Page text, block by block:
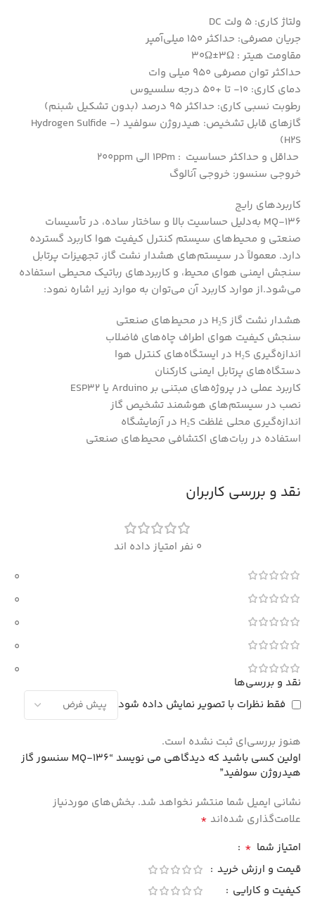
ولتاژ کاری: 5 ولت DC
جریان مصرفی: حداکثر 150 میلی‌آمپر
مقاومت هیتر : 30Ω±3Ω
حداکثر توان مصرفی 950 میلی وات
دمای کاری: 10- تا +50 درجه سلسیوس
رطوبت نسبی کاری: حداکثر 95 درصد (بدون تشکیل شبنم)
گازهای قابل تشخیص: هیدروژن سولفید (Hydrogen Sulfide -
H2S)
حداقل و حداکثر حساسیت : 1PPm الی 200ppm
خروجی سنسور: خروجی آنالوگ
کاربردهای رایج
MQ‑136 به‌دلیل حساسیت بالا و ساختار ساده، در تأسیسات
صنعتی و محیط‌های سیستم کنترل کیفیت هوا کاربرد گسترده
دارد. معمولاً در سیستم‌های هشدار نشت گاز، تجهیزات پرتابل
سنجش ایمنی هوای محیط، و کاربردهای رباتیک محیطی استفاده
می‌شود.از موارد کاربرد آن می‌توان به موارد زیر اشاره نمود:
هشدار نشت گاز H₂S در محیط‌های صنعتی
سنجش کیفیت هوای اطراف چاه‌های فاضلاب
اندازه‌گیری H₂S در ایستگاه‌های کنترل هوا
دستگاه‌های پرتابل ایمنی کارکنان
کاربرد عملی در پروژه‌های مبتنی بر Arduino یا ESP32
نصب در سیستم‌های هوشمند تشخیص گاز
اندازه‌گیری محلی غلظت H₂S در آزمایشگاه
استفاده در ربات‌های اکتشافی محیط‌های صنعتی
نقد و بررسی کاربران
0 نفر امتیاز داده اند
0
0
0
0
0
نقد و بررسی‌ها
فقط نظرات با تصویر نمایش داده شود
هنوز بررسی‌ای ثبت نشده است.
اولین کسی باشید که دیدگاهی می نویسد “MQ-136 سنسور گاز
هیدروژن سولفید”
نشانی ایمیل شما منتشر نخواهد شد. بخش‌های موردنیاز
علامت‌گذاری شده‌اند *
امتیاز شما *
قیمت و ارزش خرید
کیفیت و کارایی